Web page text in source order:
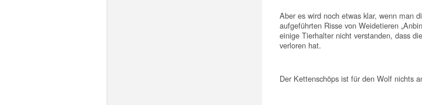
Aber es wird noch etwas klar, wenn man
aufgeführten Risse von Weidetieren
einige Tierhalter nicht verstanden, dass
verloren hat.
Der Kettenschöps ist für den Wolf nichts